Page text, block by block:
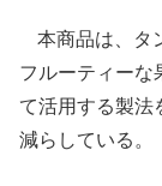
本商品は、タ
フルーティーな
て活用する製法
減らしている。